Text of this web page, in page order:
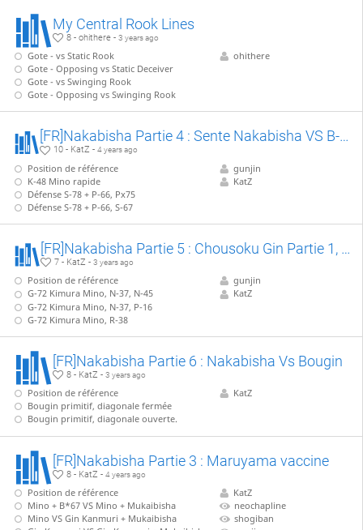
My Central Rook Lines
8 - ohithere -3 years ago
Gote - vs Static Rook
Gote - Opposing vs Static Deceiver
Gote - vs Swinging Rook
Gote - Opposing vs Swinging Rook
ohithere
[FR]Nakabisha Partie 4 : Sente Nakabisha VS B-13, partie 1/3 : P-55 anticipé
10 - KatZ - 4 years ago
Position de référence
K-48 Mino rapide
Défense S-78 + P-66, Px75
Défense S-78 + P-66, S-67
gunjin
KatZ
[FR]Nakabisha Partie 5 : Chousoku Gin Partie 1, variantes sans Anaguma
7 - KatZ - 3 years ago
Position de référence
G-72 Kimura Mino, N-37, N-45
G-72 Kimura Mino, N-37, P-16
G-72 Kimura Mino, R-38
gunjin
KatZ
[FR]Nakabisha Partie 6 : Nakabisha Vs Bougin
8 - KatZ -3 years ago
Position de référence
Bougin primitif, diagonale fermée
Bougin primitif, diagonale ouverte.
KatZ
[FR]Nakabisha Partie 3 : Maruyama vaccine
8 - KatZ -4 years ago
Position de référence
Mino + B*67 VS Mino + Mukaibisha
Mino VS Gin Kanmuri + Mukaibisha
KatZ
neochapline
shogiban